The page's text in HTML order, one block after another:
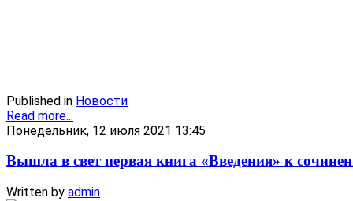
Published in Новости
Read more...
Понедельник, 12 июля 2021 13:45
Вышла в свет первая книга «Введения» к
Written by admin